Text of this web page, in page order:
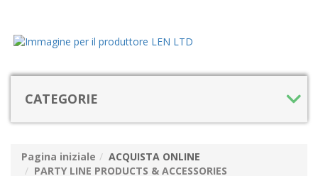
CATEGORIE
Pagina iniziale
ACQUISTA ONLINE
PARTY LINE PRODUCTS & ACCESSORIES